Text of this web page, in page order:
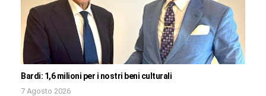
Bardi: 1,6 milioni per i nostri beni culturali
7 Agosto 2026